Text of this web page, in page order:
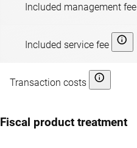
Included management fee
Included service fee
Transaction costs
Fiscal product treatment